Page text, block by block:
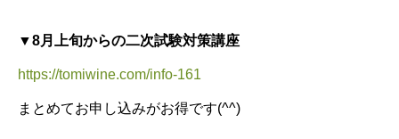
▼8月上旬からの二次試験対策講座
https://tomiwine.com/info-161
まとめてお申し込みがお得です(^^)